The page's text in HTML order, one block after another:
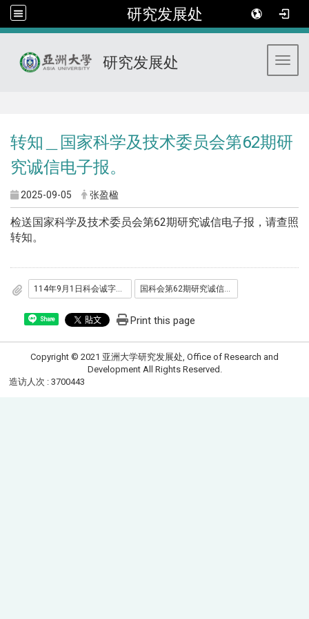
研究发展处
研究发展处
转知＿国家科学及技术委员会第62期研
究诚信电子报。
2025-09-05 张盈楹
检送国家科学及技术委员会第62期研究诚信电子报，请查照
转知。
114年9月1日科会诚字第1140063824号函 国科会第62期研究诚信电子报
Share Print this page
Copyright © 2021 亚洲大学研究发展处, Office of Research and
Development All Rights Reserved.
造访人次 : 3700443